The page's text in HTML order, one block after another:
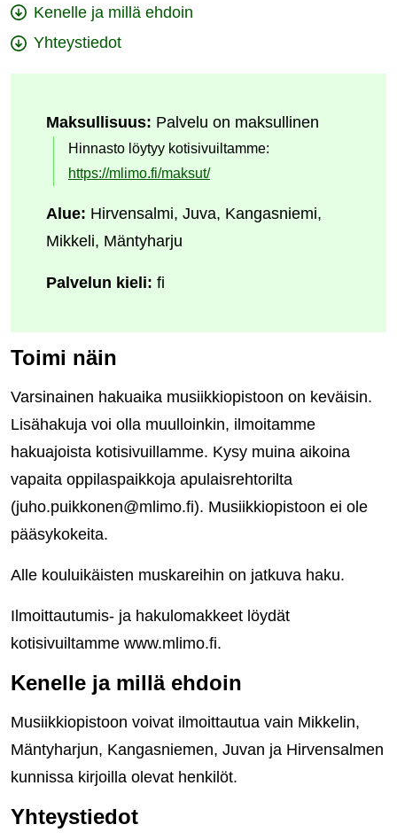
Kenelle ja millä ehdoin
Yhteystiedot
Maksullisuus: Palvelu on maksullinen
Hinnasto löytyy kotisivuiltamme:
https://mlimo.fi/maksut/
Alue: Hirvensalmi, Juva, Kangasniemi,
Mikkeli, Mäntyharju
Palvelun kieli: fi
Toimi näin
Varsinainen hakuaika musiikkiopistoon on keväisin.
Lisähakuja voi olla muulloinkin, ilmoitamme
hakuajoista kotisivuillamme. Kysy muina aikoina
vapaita oppilaspaikkoja apulaisrehtorilta
(juho.puikkonen@mlimo.fi). Musiikkiopistoon ei ole
pääsykokeita.
Alle kouluikäisten muskareihin on jatkuva haku.
Ilmoittautumis- ja hakulomakkeet löydät
kotisivuiltamme www.mlimo.fi.
Kenelle ja millä ehdoin
Musiikkiopistoon voivat ilmoittautua vain Mikkelin,
Mäntyharjun, Kangasniemen, Juvan ja Hirvensalmen
kunnissa kirjoilla olevat henkilöt.
Yhteystiedot